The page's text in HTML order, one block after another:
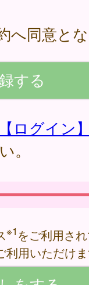
へ同意と
【ログイン
い。
※1 をご利用さ
利用いただけ